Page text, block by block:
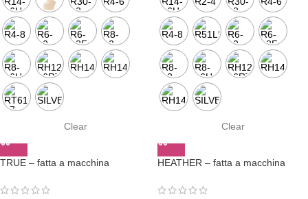
Clear Clear
TRUE – fatta a macchina HEATHER – fatta a macchina